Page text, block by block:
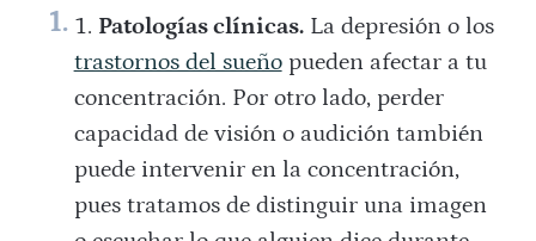
Patologías clínicas.La depresión o los
trastornos del sueñopueden afectar a tu
concentración. Por otro lado, perder
capacidad de visión o audición también
puede intervenir en la concentración,
pues tratamos de distinguir una imagen